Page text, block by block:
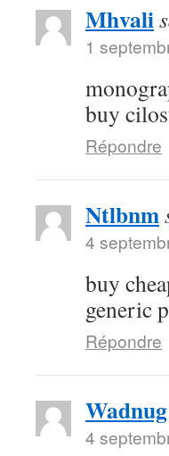
Mhvali
1
buy
Répondre
Ntlbnm
4
buy
generic
Répondre
Wadnug
4